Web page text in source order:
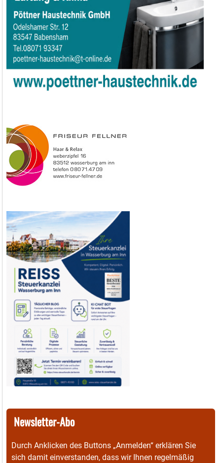
Newsletter-Abo
Durch Anklicken des Buttons „Anmelden“ erklären Sie
sich damit einverstanden, dass wir Ihnen regelmäßig